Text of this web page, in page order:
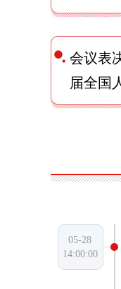
会议表
届全国